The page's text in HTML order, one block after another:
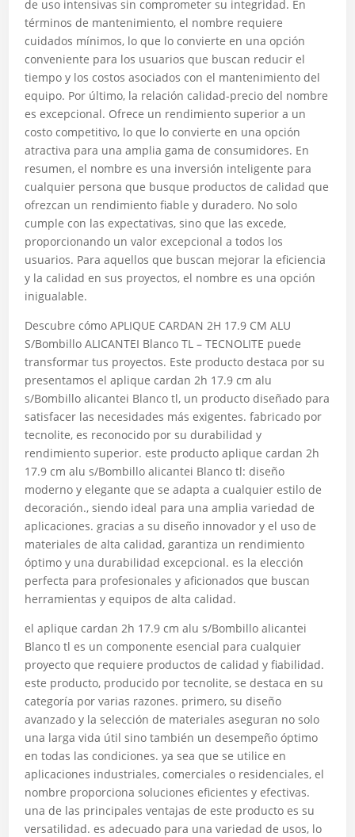
de uso intensivas sin comprometer su integridad. En
términos de mantenimiento, el nombre requiere
cuidados mínimos, lo que lo convierte en una opción
conveniente para los usuarios que buscan reducir el
tiempo y los costos asociados con el mantenimiento del
equipo. Por último, la relación calidad-precio del nombre
es excepcional. Ofrece un rendimiento superior a un
costo competitivo, lo que lo convierte en una opción
atractiva para una amplia gama de consumidores. En
resumen, el nombre es una inversión inteligente para
cualquier persona que busque productos de calidad que
ofrezcan un rendimiento fiable y duradero. No solo
cumple con las expectativas, sino que las excede,
proporcionando un valor excepcional a todos los
usuarios. Para aquellos que buscan mejorar la eficiencia
y la calidad en sus proyectos, el nombre es una opción
inigualable.
Descubre cómo APLIQUE CARDAN 2H 17.9 CM ALU
S/Bombillo ALICANTEI Blanco TL – TECNOLITE puede
transformar tus proyectos. Este producto destaca por su
presentamos el aplique cardan 2h 17.9 cm alu
s/Bombillo alicantei Blanco tl, un producto diseñado para
satisfacer las necesidades más exigentes. fabricado por
tecnolite, es reconocido por su durabilidad y
rendimiento superior. este producto aplique cardan 2h
17.9 cm alu s/Bombillo alicantei Blanco tl: diseño
moderno y elegante que se adapta a cualquier estilo de
decoración., siendo ideal para una amplia variedad de
aplicaciones. gracias a su diseño innovador y el uso de
materiales de alta calidad, garantiza un rendimiento
óptimo y una durabilidad excepcional. es la elección
perfecta para profesionales y aficionados que buscan
herramientas y equipos de alta calidad.
el aplique cardan 2h 17.9 cm alu s/Bombillo alicantei
Blanco tl es un componente esencial para cualquier
proyecto que requiere productos de calidad y fiabilidad.
este producto, producido por tecnolite, se destaca en su
categoría por varias razones. primero, su diseño
avanzado y la selección de materiales aseguran no solo
una larga vida útil sino también un desempeño óptimo
en todas las condiciones. ya sea que se utilice en
aplicaciones industriales, comerciales o residenciales, el
nombre proporciona soluciones eficientes y efectivas.
una de las principales ventajas de este producto es su
versatilidad. es adecuado para una variedad de usos, lo